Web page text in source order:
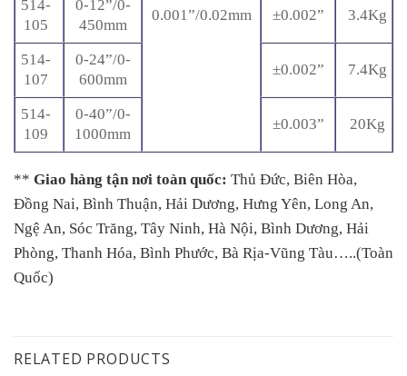
0.001”/0.02mm
514-
105
0-12”/0-
450mm
±0.002” 3.4Kg
514-
107
0-24”/0-
600mm
±0.002” 7.4Kg
514-
109
0-40”/0-
1000mm
±0.003” 20Kg
** Giao hàng tận nơi toàn quốc: Thủ Đức, Biên Hòa,
Đồng Nai, Bình Thuận, Hải Dương, Hưng Yên, Long An,
Ngệ An, Sóc Trăng, Tây Ninh, Hà Nội, Bình Dương, Hải
Phòng, Thanh Hóa, Bình Phước, Bà Rịa-Vũng Tàu…..(Toàn
Quốc)
RELATED PRODUCTS